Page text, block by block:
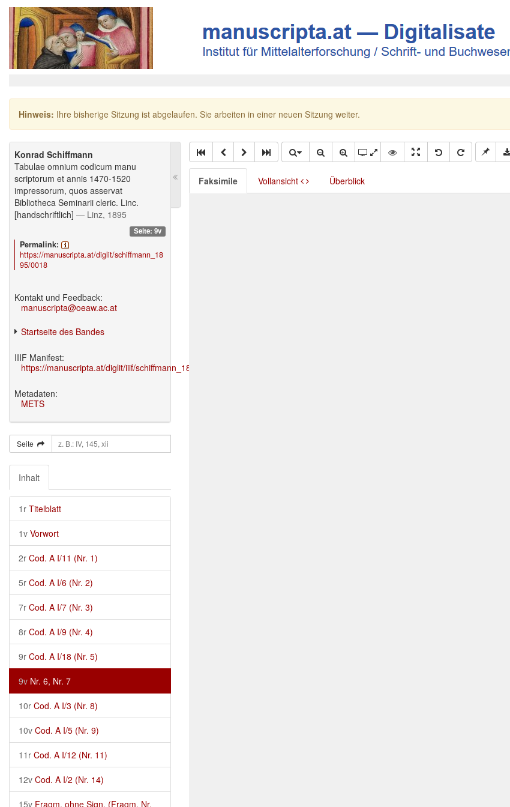
Hinweis: Ihre bisherige Sitzung ist abgelaufen. Sie arbeiten in einer neuen Sitzung weiter.
Konrad Schiffmann
Tabulae omnium codicum manu
scriptorum et annis 1470-1520
impressorum, quos asservat
Bibliotheca Seminarii cleric. Linc.
[handschriftlich] — Linz, 1895
Seite: 9v
Permalink:
https://manuscripta.at/diglit/schiffmann_18
95/0018
Kontakt und Feedback:
manuscripta@oeaw.ac.at
Startseite des Bandes
IIIF Manifest:
https://manuscripta.at/diglit/iiif/schiffmann_1895/manifest.json
Metadaten:
METS
Seite
Inhalt
1r Titelblatt
1v Vorwort
2r Cod. A I/11 (Nr. 1)
5r Cod. A I/6 (Nr. 2)
7r Cod. A I/7 (Nr. 3)
8r Cod. A I/9 (Nr. 4)
9r Cod. A I/18 (Nr. 5)
9v Nr. 6, Nr. 7
10r Cod. A I/3 (Nr. 8)
10v Cod. A I/5 (Nr. 9)
11r Cod. A I/12 (Nr. 11)
12v Cod. A I/2 (Nr. 14)
15v Fragm. ohne Sign. (Fragm. Nr.
Faksimile Vollansicht Überblick